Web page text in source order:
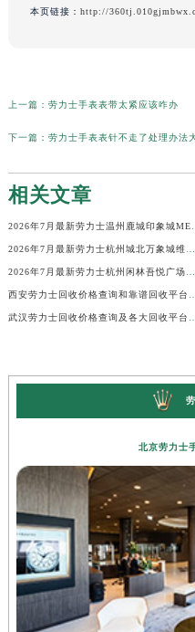
本页链接： http://
上一篇： 劳力士手表表带太紧应该咋办
下一篇： 劳力士手表表针不走了处理办法
相关文章
北京劳力士